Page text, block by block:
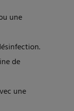
une
de
une